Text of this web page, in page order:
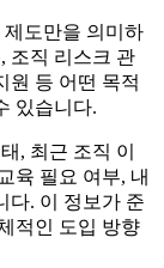
도만을 의미하
조직 리스크 관
원 등 어떤 목적
있습니다.
, 최근 조직 이
육 필요 여부, 내
다. 이 정보가 준
적인 도입 방향